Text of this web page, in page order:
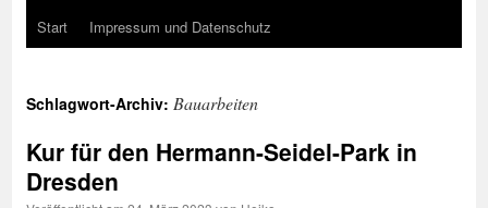
Start Impressum und Datenschutz
Schlagwort-Archiv: Bauarbeiten
Kur für den Hermann-Seidel-Park in
Dresden